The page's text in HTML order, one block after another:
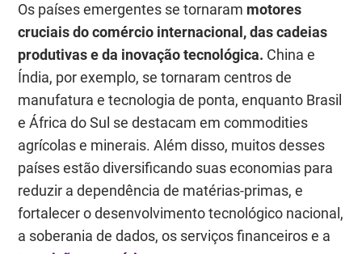
Os países emergentes se tornaram motores
cruciais do comércio internacional, das cadeias
produtivas e da inovação tecnológica. China e
Índia, por exemplo, se tornaram centros de
manufatura e tecnologia de ponta, enquanto Brasil
e África do Sul se destacam em commodities
agrícolas e minerais. Além disso, muitos desses
países estão diversificando suas economias para
reduzir a dependência de matérias-primas, e
fortalecer o desenvolvimento tecnológico nacional,
a soberania de dados, os serviços financeiros e a